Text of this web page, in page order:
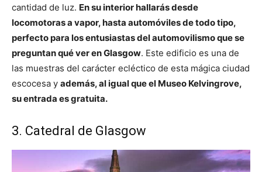
cantidad de luz. En su interior hallarás desde
locomotoras a vapor, hasta automóviles de todo tipo,
perfecto para los entusiastas del automovilismo que se
preguntan qué ver en Glasgow. Este edificio es una de
las muestras del carácter ecléctico de esta mágica ciudad
escocesa y además, al igual que el Museo Kelvingrove,
su entrada es gratuita.
3. Catedral de Glasgow